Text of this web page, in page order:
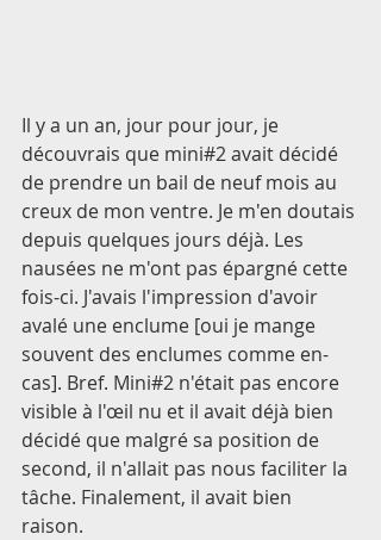
Il y a un an, jour pour jour, je
découvrais que mini#2 avait décidé
de prendre un bail de neuf mois au
creux de mon ventre. Je m'en doutais
depuis quelques jours déjà. Les
nausées ne m'ont pas épargné cette
fois-ci. J'avais l'impression d'avoir
avalé une enclume [oui je mange
souvent des enclumes comme en-
cas]. Bref. Mini#2 n'était pas encore
visible à l'œil nu et il avait déjà bien
décidé que malgré sa position de
second, il n'allait pas nous faciliter la
tâche. Finalement, il avait bien
raison.